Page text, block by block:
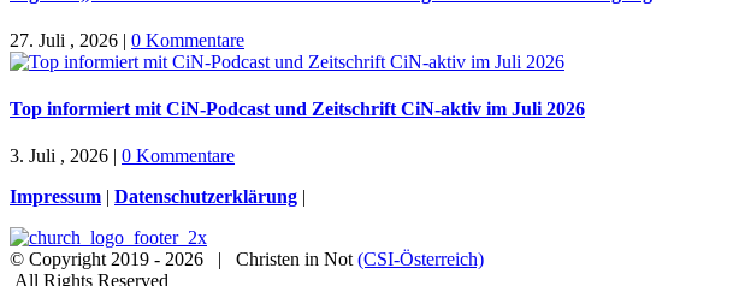
27. Juli , 2026 | 0 Kommentare
Top informiert mit CiN-Podcast und Zeitschrift CiN-aktiv im Juli 2026
3. Juli , 2026 | 0 Kommentare
Impressum | Datenschutzerklärung |
© Copyright 2019 - 2026 | Christen in Not (CSI-Österreich)
All Rights Reserved